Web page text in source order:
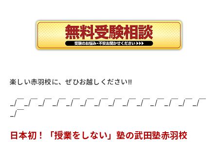
楽しい赤羽校に、ぜひお越しください!!
_/￣_/￣_/￣_/￣_/￣_/￣_/￣_/￣_/￣_/￣_/￣_/￣_/￣_/￣
_/￣
日本初！「授業をしない」塾の武田塾赤羽校